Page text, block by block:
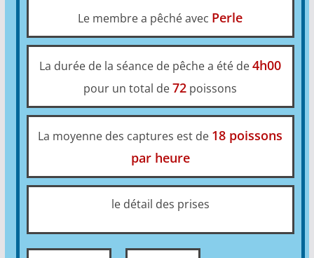
Le membre a pêché avec Perle
La durée de la séance de pêche a été de4h00
pour un total de72 poissons
La moyenne des captures est de 18 poissons
par heure
le détail des prises